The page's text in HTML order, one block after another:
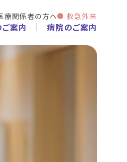
療関係者の方へ 救急外来
案内 病院のご案内